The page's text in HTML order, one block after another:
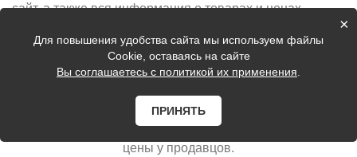
сайт, а также вся информация о товарах и ценах,
информационный характер и ни при каких условиях не
является публичной офертой, определяемой
Российской Федерации.
Цены на сайте могут быть неактуальные, уточняйте
цены у продавцов.
×
Для повышения удобства сайта мы используем файлы
Cookie, оставаясь на сайте
Вы соглашаетесь с политикой их применения
ПРИНЯТЬ